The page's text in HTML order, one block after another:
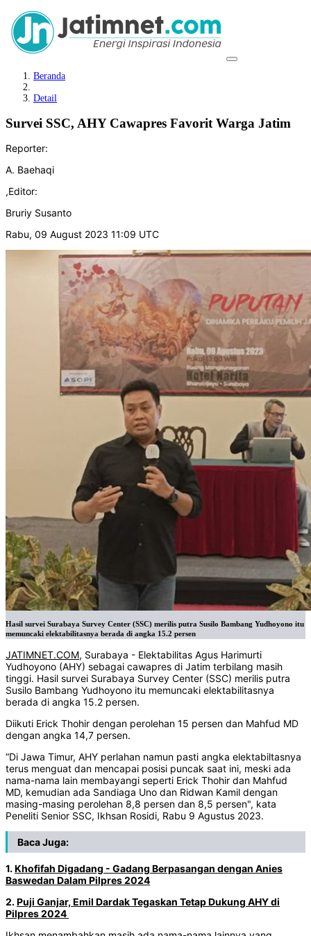
Beranda
Detail
Survei SSC, AHY Cawapres Favorit Warga Jatim
Reporter:
A. Baehaqi
,Editor:
Bruriy Susanto
Rabu, 09 August 2023 11:09 UTC
Hasil survei Surabaya Survey Center (SSC) merilis putra Susilo Bambang Yudhoyono itu
memuncaki elektabilitasnya berada di angka 15.2 persen
JATIMNET.COM, Surabaya - Elektabilitas Agus Harimurti
Yudhoyono (AHY) sebagai cawapres di Jatim terbilang masih
tinggi. Hasil survei Surabaya Survey Center (SSC) merilis putra
Susilo Bambang Yudhoyono itu memuncaki elektabilitasnya
berada di angka 15.2 persen.
Diikuti Erick Thohir dengan perolehan 15 persen dan Mahfud MD
dengan angka 14,7 persen.
“Di Jawa Timur, AHY perlahan namun pasti angka elektabiltasnya
terus menguat dan mencapai posisi puncak saat ini, meski ada
nama-nama lain membayangi seperti Erick Thohir dan Mahfud
MD, kemudian ada Sandiaga Uno dan Ridwan Kamil dengan
masing-masing perolehan 8,8 persen dan 8,5 persen", kata
Peneliti Senior SSC, Ikhsan Rosidi, Rabu 9 Agustus 2023.
Baca Juga:
1.Khofifah Digadang - Gadang Berpasangan dengan Anies
Baswedan Dalam Pilpres 2024
2.Puji Ganjar, Emil Dardak Tegaskan Tetap Dukung AHY di
Pilpres 2024